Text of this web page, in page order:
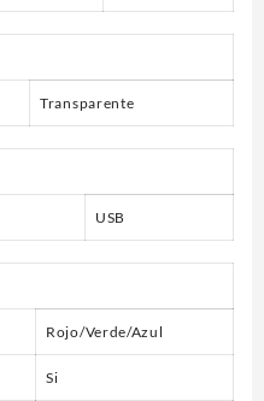
Transparente
USB
Rojo/Verde/Azul
Si